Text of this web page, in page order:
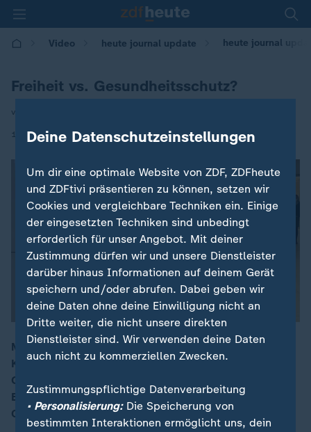
Video heute journal update heute journal
Freiheit vs. Gesundheitsschutz?
von David Gebhard
19.11.2020 | 00:35
Morgen tritt ein erneuertes Infektionsschutzgesetz in
Kraft. Im Bundestag wurde heftig debattiert, die
Opposition fürchtet um die Freiheitsrechte. Vor dem
Bundestag versammelten sich Tausende zu Anti-
Corona-Protesten.
Deine Datenschutzeinstellungen
Um dir eine optimale Website von ZDF, ZDFheute
und ZDFtivi präsentieren zu können, setzen wir
Cookies und vergleichbare Techniken ein. Einige
der eingesetzten Techniken sind unbedingt
erforderlich für unser Angebot. Mit deiner
Zustimmung dürfen wir und unsere Dienstleister
darüber hinaus Informationen auf deinem Gerät
speichern und/oder abrufen. Dabei geben wir
deine Daten ohne deine Einwilligung nicht an
Dritte weiter, die nicht unsere direkten
Dienstleister sind. Wir verwenden deine Daten
auch nicht zu kommerziellen Zwecken.
Zustimmungspflichtige Datenverarbeitung
• Personalisierung:Die Speicherung von
bestimmten Interaktionen ermöglicht uns, dein